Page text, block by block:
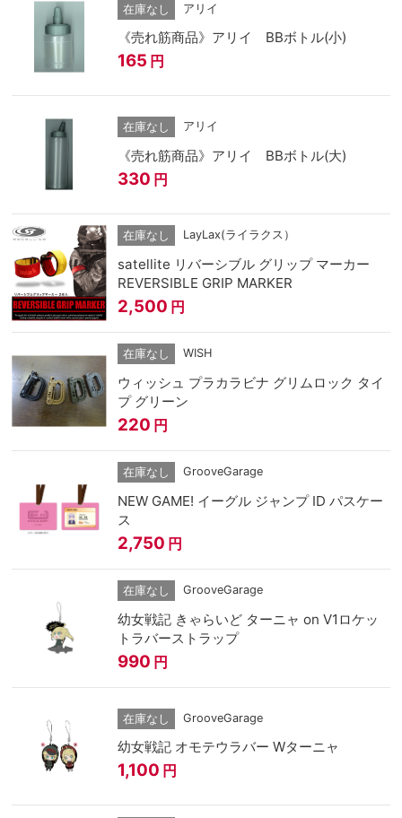
在庫なし アリイ
《売れ筋商品》アリイ BBボトル(小)
165 円
在庫なし アリイ
《売れ筋商品》アリイ BBボトル(大)
330 円
在庫なし LayLax(ライラクス）
satellite リバーシブル グリップ マーカー
REVERSIBLE GRIP MARKER
2,500 円
在庫なし WISH
ウィッシュ プラカラビナ グリムロック タイ
プ グリーン
220 円
在庫なし GrooveGarage
NEW GAME! イーグル ジャンプ ID パスケー
ス
2,750 円
在庫なし GrooveGarage
幼女戦記 きゃらいど ターニャ on V1ロケッ
トラバーストラップ
990 円
在庫なし GrooveGarage
幼女戦記 オモテウラバー Wターニャ
1,100 円